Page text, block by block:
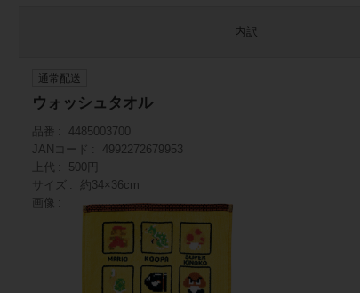
内訳
通常配送
ウォッシュタオル
品番
4485003700
JANコード
4992272679953
上代
500円
サイズ
約34×36cm
画像